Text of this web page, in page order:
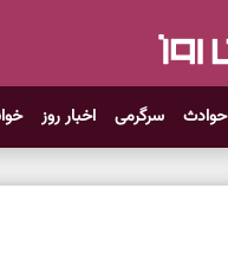
حوادث سرگرمی اخبار روز